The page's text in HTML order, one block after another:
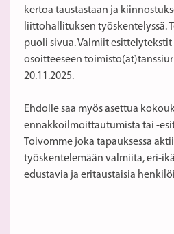
kertoa taustastaan ja
liittohallituksen työskentelyssä.
puoli sivua. Valmiit
osoitteeseen
20.11.2025.
Ehdolle saa myös asettua
ennakkoilmoittautumista tai -
Toivomme joka tapauksessa
työskentelemään valmiita, eri-
edustavia ja eritaustaisia